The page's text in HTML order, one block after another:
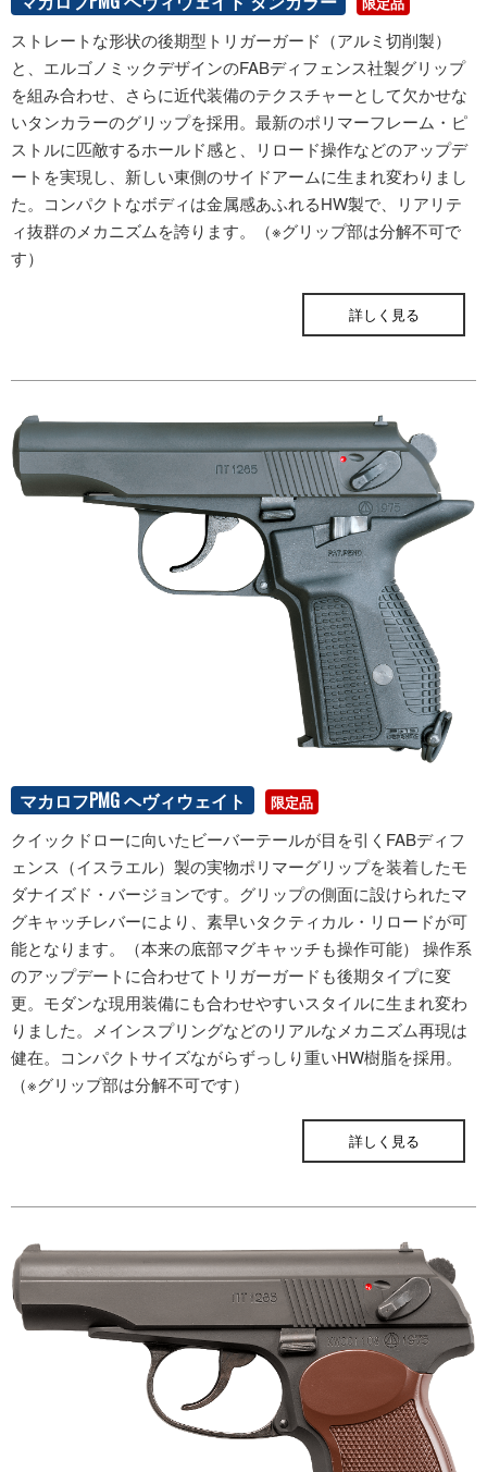
ストレートな形状の後期型トリガーガード（アルミ切削製）
と、エルゴノミックデザインのFABディフェンス社製グリップ
を組み合わせ、さらに近代装備のテクスチャーとして欠かせな
いタンカラーのグリップを採用。最新のポリマーフレーム・ピ
ストルに匹敵するホールド感と、リロード操作などのアップデ
ートを実現し、新しい東側のサイドアームに生まれ変わりまし
た。コンパクトなボディは金属感あふれるHW製で、リアリテ
ィ抜群のメカニズムを誇ります。（※グリップ部は分解不可で
す）
詳しく見る
マカロフPMG ヘヴィウェイト 限定品
クイックドローに向いたビーバーテールが目を引くFABディフ
ェンス（イスラエル）製の実物ポリマーグリップを装着したモ
ダナイズド・バージョンです。グリップの側面に設けられたマ
グキャッチレバーにより、素早いタクティカル・リロードが可
能となります。（本来の底部マグキャッチも操作可能） 操作系
のアップデートに合わせてトリガーガードも後期タイプに変
更。モダンな現用装備にも合わせやすいスタイルに生まれ変わ
りました。メインスプリングなどのリアルなメカニズム再現は
健在。コンパクトサイズながらずっしり重いHW樹脂を採用。
（※グリップ部は分解不可です）
詳しく見る